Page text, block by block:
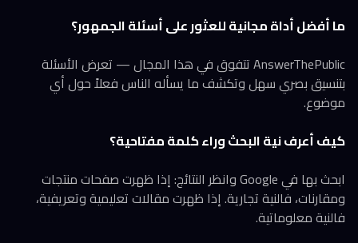
ما أفضل أداة مجانية للعثور على أسئلة الجمهور؟
AnswerThePublic تتفوق في هذا المجال — تعرض الأسئلة
بتنسيق بصري سهل وتكشف ما يسأله الناس فعلاً حول أي
موضوع.
كيف أعرف نية البحث وراء كلمة مفتاحية؟
ابحث بها في Google وانظر النتائج: إذا ظهرت صفحات منتجات
ومقارنات، فالنية تجارية. إذا ظهرت مقالات تعليمية وتعريفية،
فالنية معلوماتية.